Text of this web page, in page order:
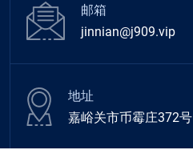
邮箱
jinnian@j909.vip
地址
嘉峪关市币霉庄372号